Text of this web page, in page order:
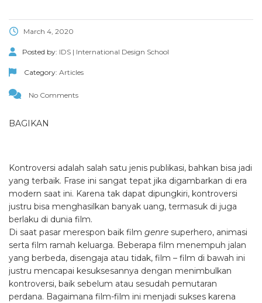
March 4, 2020
Posted by: IDS | International Design School
Category: Articles
No Comments
BAGIKAN
Kontroversi adalah salah satu jenis publikasi, bahkan bisa jadi
yang terbaik. Frase ini sangat tepat jika digambarkan di era
modern saat ini. Karena tak dapat dipungkiri, kontroversi
justru bisa menghasilkan banyak uang, termasuk di juga
berlaku di dunia film.
Di saat pasar merespon baik film genre superhero, animasi
serta film ramah keluarga. Beberapa film menempuh jalan
yang berbeda, disengaja atau tidak, film – film di bawah ini
justru mencapai kesuksesannya dengan menimbulkan
kontroversi, baik sebelum atau sesudah pemutaran
perdana. Bagaimana film-film ini menjadi sukses karena